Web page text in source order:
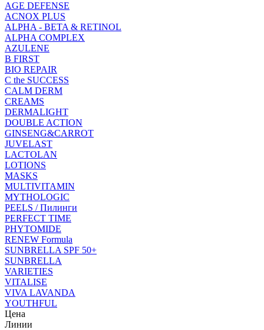
AGE DEFENSE
ACNOX PLUS
ALPHA - BETA & RETINOL
ALPHA COMPLEX
AZULENE
B FIRST
BIO REPAIR
C the SUCCESS
CALM DERM
CREAMS
DERMALIGHT
DOUBLE ACTION
GINSENG&CARROT
JUVELAST
LACTOLAN
LOTIONS
MASKS
MULTIVITAMIN
MYTHOLOGIC
PEELS / Пилинги
PERFECT TIME
PHYTOMIDE
RENEW Formula
SUNBRELLA SPF 50+
SUNBRELLA
VARIETIES
VITALISE
VIVA LAVANDA
YOUTHFUL
Цена
Линии